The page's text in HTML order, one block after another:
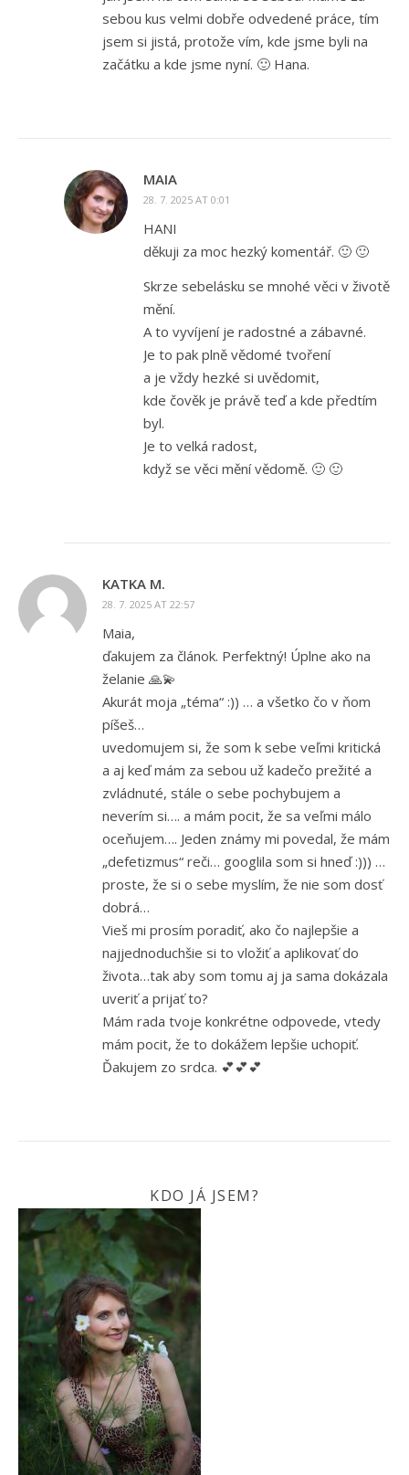
sebou kus velmi dobře odvedené práce, tím
jsem si jistá, protože vím, kde jsme byli na
začátku a kde jsme nyní. 🙂 Hana.
MAIA
28. 7. 2025 AT 0:01
HANI
děkuji za moc hezký komentář. 🙂 🙂
Skrze sebelásku se mnohé věci v životě
mění.
A to vyvíjení je radostné a zábavné.
Je to pak plně vědomé tvoření
a je vždy hezké si uvědomit,
kde čověk je právě teď a kde předtím
byl.
Je to velká radost,
když se věci mění vědomě. 🙂 🙂
KATKA M.
28. 7. 2025 AT 22:57
Maia,
ďakujem za článok. Perfektný! Úplne ako na
želanie 🙏💫
Akurát moja „téma“ :)) … a všetko čo v ňom
píšeš…
uvedomujem si, že som k sebe veľmi kritická
a aj keď mám za sebou už kadečo prežité a
zvládnuté, stále o sebe pochybujem a
neverím si…. a mám pocit, že sa veľmi málo
oceňujem…. Jeden známy mi povedal, že mám
„defetizmus“ reči… googlila som si hneď :))) …
proste, že si o sebe myslím, že nie som dosť
dobrá…
Vieš mi prosím poradiť, ako čo najlepšie a
najjednoduchšie si to vložiť a aplikovať do
života…tak aby som tomu aj ja sama dokázala
uveriť a prijať to?
Mám rada tvoje konkrétne odpovede, vtedy
mám pocit, že to dokážem lepšie uchopiť.
Ďakujem zo srdca. 💕💕💕
KDO JÁ JSEM?